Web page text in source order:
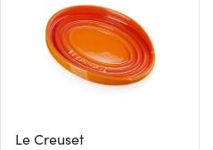
Le Creuset